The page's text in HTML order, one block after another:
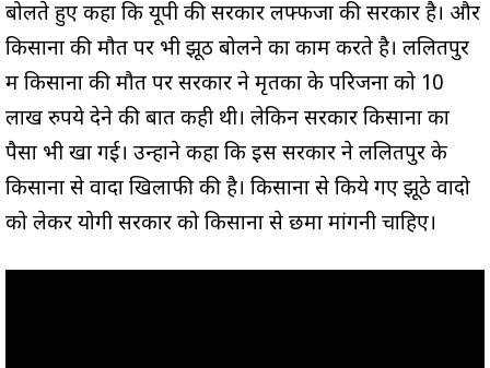
बोलते हुए कहा कि यूपी की सरकार लफ्फजों की सरकार है। और
किसानों की मौत पर भी झूठ बोलने का काम करते है। ललितपुर
में किसानों की मौत पर सरकार ने मृतकों के परिजनों को 10
लाख रुपये देने की बात कही थी। लेकिन सरकार किसानों का
पैसा भी खा गई। उन्होंने कहा कि इस सरकार ने ललितपुर के
किसानों से वादा खिलाफी की है। किसानों से किये गए झूठे वादो
को लेकर योगी सरकार को किसानों से छमा मांगनी चाहिए।